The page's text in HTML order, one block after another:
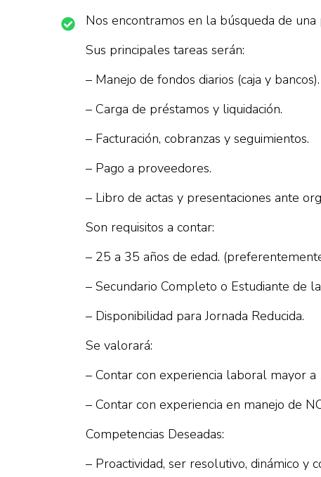
Nos encontramos en la búsqueda de
Sus principales tareas serán:
– Manejo de fondos diarios (caja y bancos).
– Carga de préstamos y liquidación.
– Facturación, cobranzas y seguimientos.
– Pago a proveedores.
– Libro de actas y presentaciones ante
Son requisitos a contar:
– 25 a 35 años de edad.
– Secundario Completo o Estudiante de
– Disponibilidad para Jornada Reducida.
Se valorará:
– Contar con experiencia laboral mayor
– Contar con experiencia en manejo de
Competencias Deseadas:
– Proactividad, ser resolutivo, dinámico y